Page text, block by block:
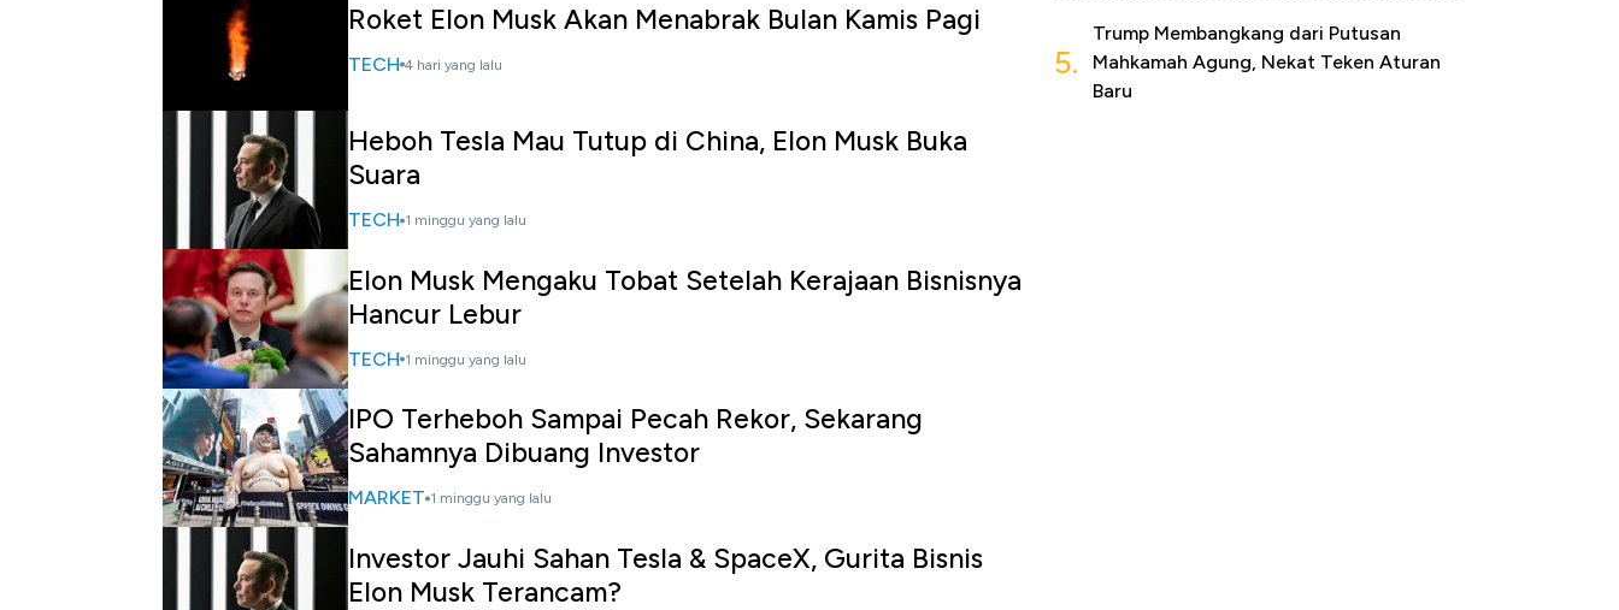
Roket Elon Musk Akan Menabrak Bulan Kamis Pagi
TECH 4 hari yang lalu
Heboh Tesla Mau Tutup di China, Elon Musk Buka
Suara
TECH 1 minggu yang lalu
Elon Musk Mengaku Tobat Setelah Kerajaan Bisnisnya
Hancur Lebur
TECH 1 minggu yang lalu
IPO Terheboh Sampai Pecah Rekor, Sekarang
Sahamnya Dibuang Investor
MARKET 1 minggu yang lalu
Investor Jauhi Sahan Tesla & SpaceX, Gurita Bisnis
Elon Musk Terancam?
5.
Trump Membangkang dari Putusan
Mahkamah Agung, Nekat Teken Aturan
Baru